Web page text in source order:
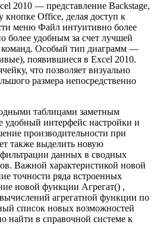
2010 — представление Backstage,
кнопке Office, делая доступ к
меню Файл интуитивно более
более удобным за счет лучшей
команд. Особый тип диаграмм —
появившиеся в Excel 2010.
что позволяет визуально
размера непосредственно
таблицами заметным
удобный интерфейс настройки и
производительности при
также выделить новую
данных в сводных
Важной характеристикой новой
точности ряда встроенных
новой функции Агрегат() ,
агрегатной функции по
список новых возможностей
найти в справочной системе к